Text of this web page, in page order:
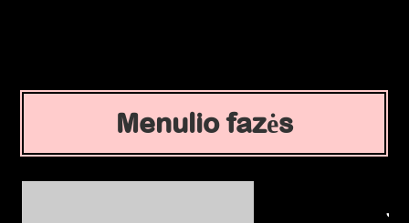
Menulio fazės